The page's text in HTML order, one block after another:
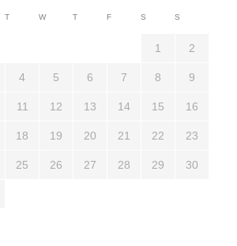
T W T F S S
1 2
4 5 6 7 8 9
11 12 13 14 15 16
18 19 20 21 22 23
25 26 27 28 29 30